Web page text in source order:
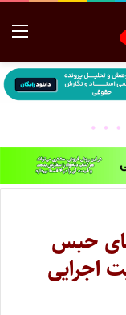
حبس
اجرایی